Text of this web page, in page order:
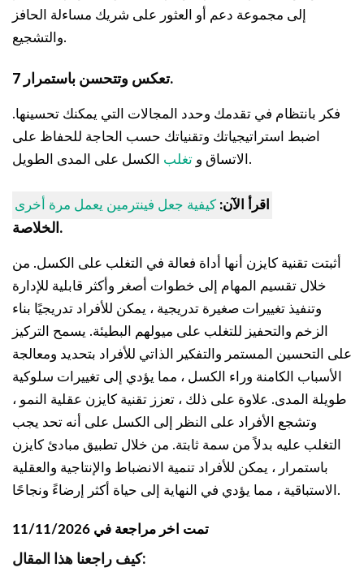
إلى مجموعة دعم أو العثور على شريك مساءلة الحافز
والتشجيع.
7 تعكس وتتحسن باستمرار.
فكر بانتظام في تقدمك وحدد المجالات التي يمكنك تحسينها.
اضبط استراتيجياتك وتقنياتك حسب الحاجة للحفاظ على
الاتساق و تغلب الكسل على المدى الطويل.
اقرأ الآن: كيفية جعل فينترمين يعمل مرة أخرى
الخلاصة.
أثبتت تقنية كايزن أنها أداة فعالة في التغلب على الكسل. من
خلال تقسيم المهام إلى خطوات أصغر وأكثر قابلية للإدارة
وتنفيذ تغييرات صغيرة تدريجية ، يمكن للأفراد تدريجيًا بناء
الزخم والتحفيز للتغلب على ميولهم البطيئة. يسمح التركيز
على التحسين المستمر والتفكير الذاتي للأفراد بتحديد ومعالجة
الأسباب الكامنة وراء الكسل ، مما يؤدي إلى تغييرات سلوكية
طويلة المدى. علاوة على ذلك ، تعزز تقنية كايزن عقلية النمو ،
وتشجع الأفراد على النظر إلى الكسل على أنه تحد يجب
التغلب عليه بدلاً من سمة ثابتة. من خلال تطبيق مبادئ كايزن
باستمرار ، يمكن للأفراد تنمية الانضباط والإنتاجية والعقلية
الاستباقية ، مما يؤدي في النهاية إلى حياة أكثر إرضاءً ونجاحًا.
تمت اخر مراجعة في 11/11/2026
كيف راجعنا هذا المقال: